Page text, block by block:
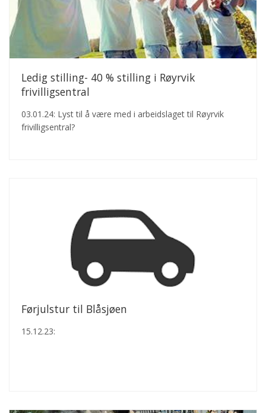
Ledig stilling- 40 % stilling i Røyrvik
frivilligsentral
03.01.24: Lyst til å være med i arbeidslaget til Røyrvik
frivilligsentral?
Førjulstur til Blåsjøen
15.12.23: